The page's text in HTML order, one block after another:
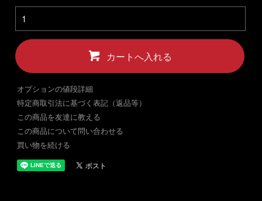
カートへ入れる
オプションの値段詳細
特定商取引法に基づく表記（返品等）
この商品を友達に教える
この商品について問い合わせる
買い物を続ける